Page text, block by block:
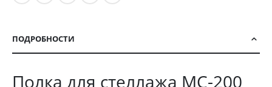
ПОДРОБНОСТИ
Полка для стеллажа МС-200